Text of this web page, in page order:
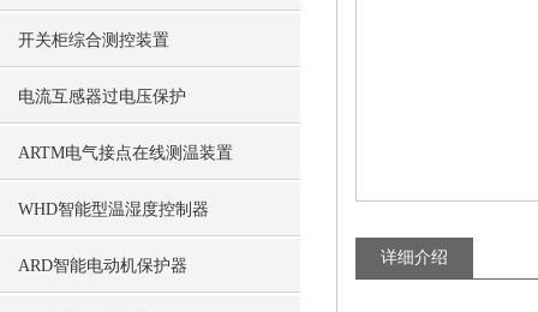
开关柜综合测控装置
电流互感器过电压保护
ARTM电气接点在线测温装置
WHD智能型温湿度控制器
ARD智能电动机保护器 详细介绍